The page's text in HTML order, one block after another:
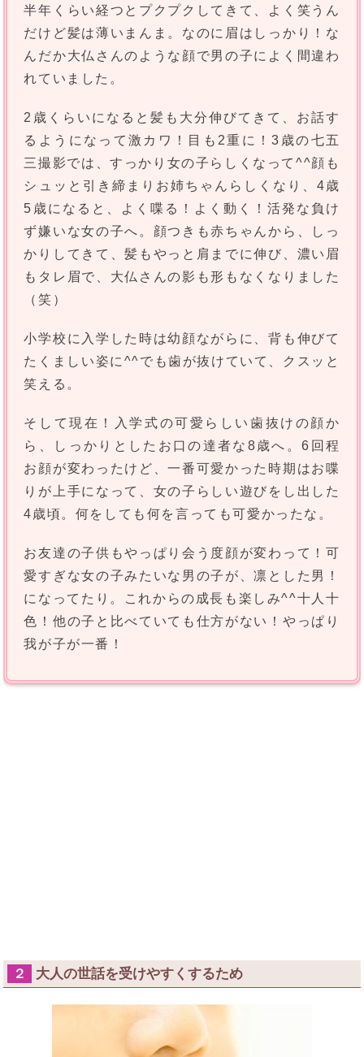
半年くらい経つとプクプクしてきて、よく笑うん
だけど髪は薄いまんま。なのに眉はしっかり！な
んだか大仏さんのような顔で男の子によく間違わ
れていました。
2歳くらいになると髪も大分伸びてきて、お話す
るようになって激カワ！目も2重に！3歳の七五
三撮影では、すっかり女の子らしくなって^^顔も
シュッと引き締まりお姉ちゃんらしくなり、4歳
5歳になると、よく喋る！よく動く！活発な負け
ず嫌いな女の子へ。顔つきも赤ちゃんから、しっ
かりしてきて、髪もやっと肩までに伸び、濃い眉
もタレ眉で、大仏さんの影も形もなくなりました
（笑）
小学校に入学した時は幼顔ながらに、背も伸びて
たくましい姿に^^でも歯が抜けていて、クスッと
笑える。
そして現在！入学式の可愛らしい歯抜けの顔か
ら、しっかりとしたお口の達者な8歳へ。6回程
お顔が変わったけど、一番可愛かった時期はお喋
りが上手になって、女の子らしい遊びをし出した
4歳頃。何をしても何を言っても可愛かったな。
お友達の子供もやっぱり会う度顔が変わって！可
愛すぎな女の子みたいな男の子が、凛とした男！
になってたり。これからの成長も楽しみ^^十人十
色！他の子と比べていても仕方がない！やっぱり
我が子が一番！
２ 大人の世話を受けやすくするため